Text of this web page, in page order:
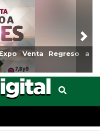
Semiolímpica